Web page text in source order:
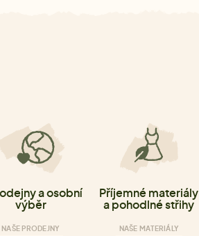
a osobní
výběr
NAŠE PRODEJNY
Příjemné materiály
a pohodlné střihy
NAŠE MATERIÁLY